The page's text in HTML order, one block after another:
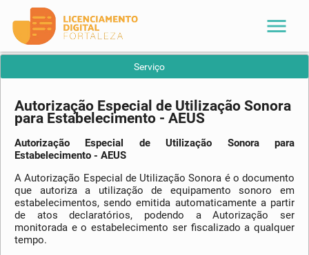
menu
Serviço
Autorização Especial de Utilização Sonora
para Estabelecimento - AEUS
Autorização Especial de Utilização Sonora para
Estabelecimento - AEUS
A Autorização Especial de Utilização Sonora é o documento
que autoriza a utilização de equipamento sonoro em
estabelecimentos, sendo emitida automaticamente a partir
de atos declaratórios, podendo a Autorização ser
monitorada e o estabelecimento ser fiscalizado a qualquer
tempo.